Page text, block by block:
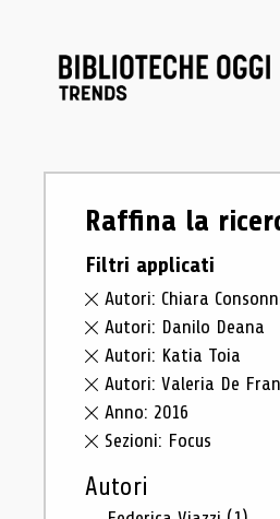
Raffina la
Filtri applicati
Autori: Chiara
Autori: Danilo Deana
Autori: Katia Toia
Autori: Valeria De
Anno: 2016
Sezioni: Focus
Autori